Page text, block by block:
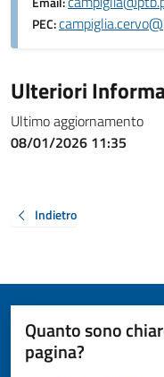
PEC:
Ulteriori
Ultimo aggiornamento
08/01/2026 11:35
Indietro
Quanto sono
pagina?